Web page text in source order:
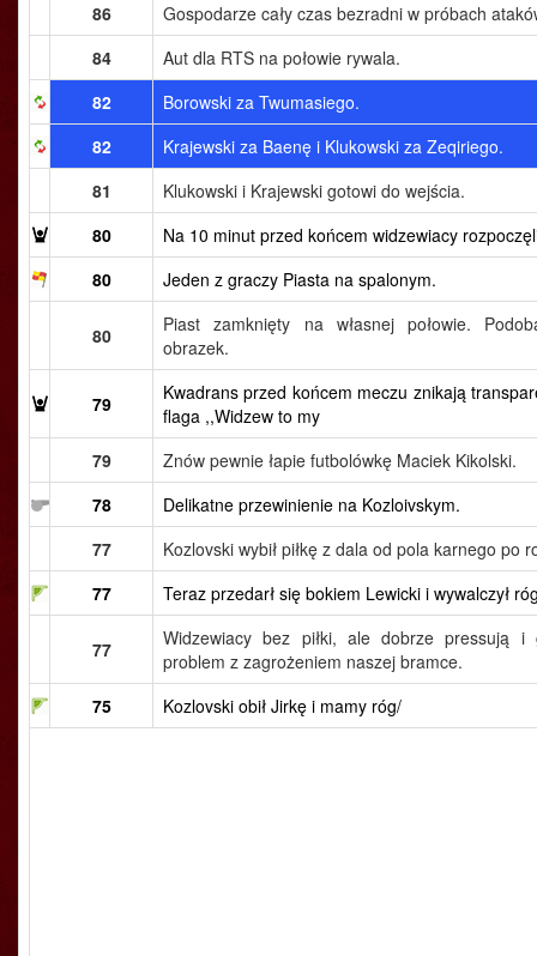
86
Gospodarze cały czas bezradni w próbach
84
Aut dla RTS na połowie rywala.
82
Borowski za Twumasiego.
82
Krajewski za Baenę i Klukowski za Zeqiriego.
81
Klukowski i Krajewski gotowi do wejścia.
80
Na 10 minut przed końcem widzewiacy
80
Jeden z graczy Piasta na spalonym.
80
Piast zamknięty na własnej połowie.
obrazek.
79
Kwadrans przed końcem meczu znikają
flaga ,,Widzew to my
79
Znów pewnie łapie futbolówkę Maciek Kikolski.
78
Delikatne przewinienie na Kozloivskym.
77
Kozlovski wybił piłkę z dala od pola karnego po
77
Teraz przedarł się bokiem Lewicki i wywalczył
77
Widzewiacy bez piłki, ale dobrze pressują i
problem z zagrożeniem naszej bramce.
75
Kozlovski obił Jirkę i mamy róg/